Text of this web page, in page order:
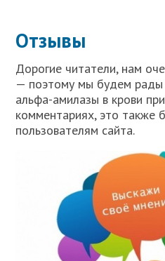
Отзывы
Дорогие читатели, нам
— поэтому мы будем рады
альфа-амилазы в крови
комментариях, это также
пользователям сайта.